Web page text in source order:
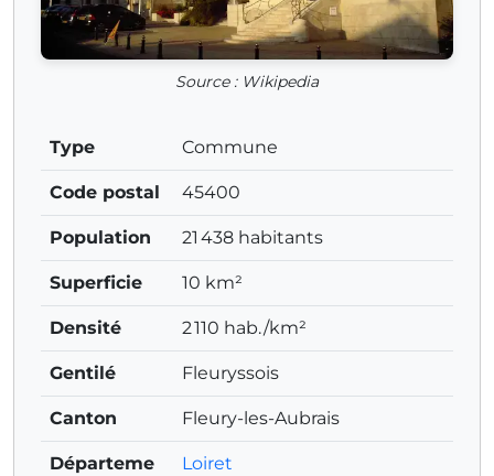
Source : Wikipedia
Type Commune
Code postal 45400
Population 21 438 habitants
Superficie 10 km²
Densité 2 110 hab./km²
Gentilé Fleuryssois
Canton Fleury-les-Aubrais
Départeme
Loiret